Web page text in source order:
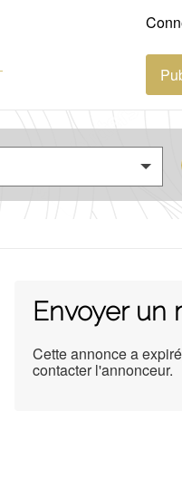
Envoyer un
Cette annonce a
contacter l'annonceur.